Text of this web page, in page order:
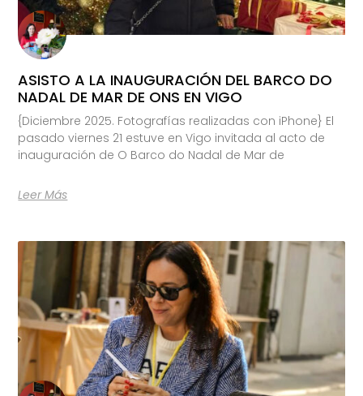
ASISTO A LA INAUGURACIÓN DEL BARCO DO
NADAL DE MAR DE ONS EN VIGO
{Diciembre 2025. Fotografías realizadas con iPhone} El
pasado viernes 21 estuve en Vigo invitada al acto de
inauguración de O Barco do Nadal de Mar de
Leer Más